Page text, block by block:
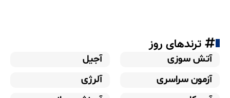
ترندهای روز
آتش سوزی
آجیل
آزمون سراسری
آلرژی